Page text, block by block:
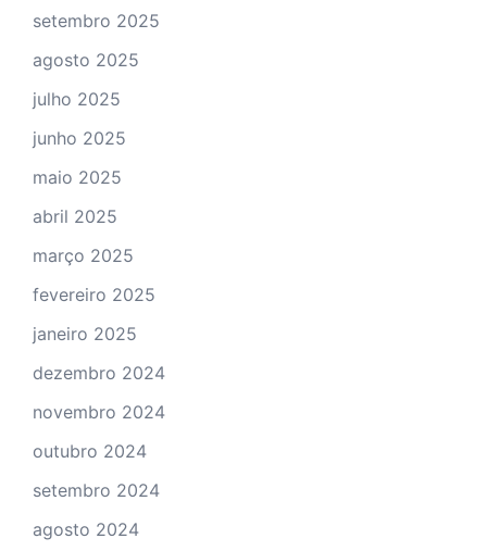
setembro 2025
agosto 2025
julho 2025
junho 2025
maio 2025
abril 2025
março 2025
fevereiro 2025
janeiro 2025
dezembro 2024
novembro 2024
outubro 2024
setembro 2024
agosto 2024